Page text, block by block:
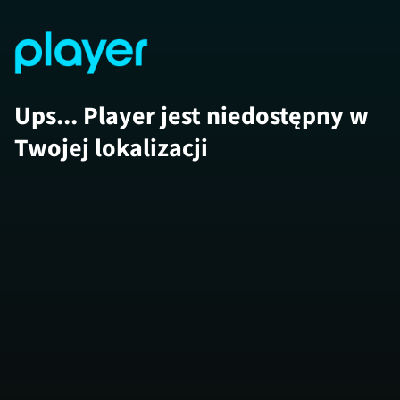
Ups... Player jest niedostępny w
Twojej lokalizacji